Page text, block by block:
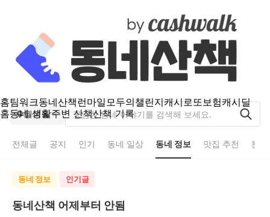
홈팀워크동네산책런마일모두의챌린지캐시로또보험캐시딜
홈동네 생활주변 산책산책 기록
월피동
전체글 공지 인기 동네 일상 동네 정보 맛집 추천 분
동네 정보 인기글
동네산책 어제부터 안됨